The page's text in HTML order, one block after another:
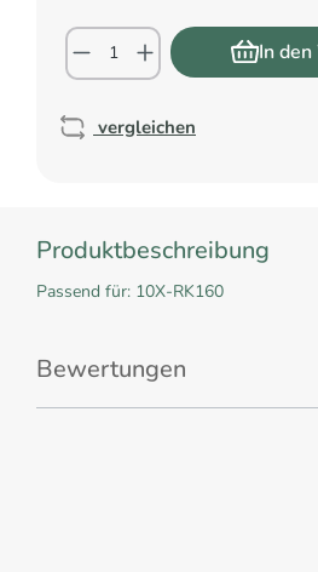
In
vergleichen
Produktbeschreibung
Passend für: 10X-RK160
Bewertungen